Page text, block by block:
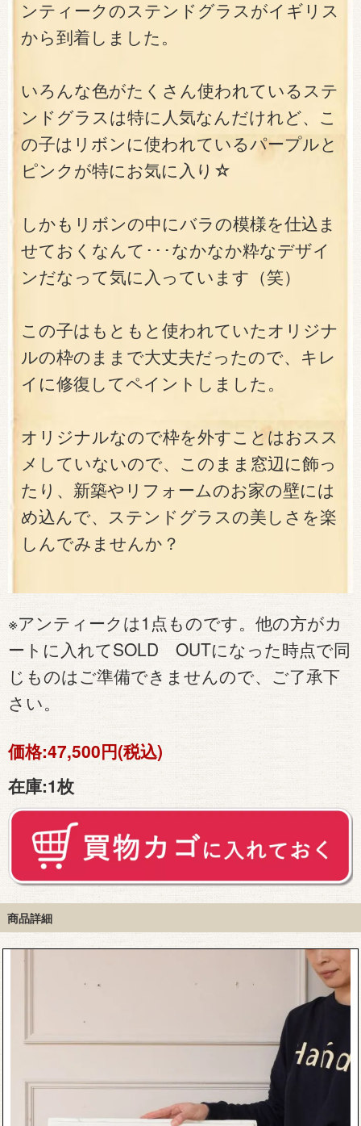
ンティークのステンドグラスがイギリス
から到着しました。
いろんな色がたくさん使われているステ
ンドグラスは特に人気なんだけれど、こ
の子はリボンに使われているパープルと
ピンクが特にお気に入り☆
しかもリボンの中にバラの模様を仕込ま
せておくなんて･･･なかなか粋なデザイ
ンだなって気に入っています（笑）
この子はもともと使われていたオリジナ
ルの枠のままで大丈夫だったので、キレ
イに修復してペイントしました。
オリジナルなので枠を外すことはおスス
メしていないので、このまま窓辺に飾っ
たり、新築やリフォームのお家の壁には
め込んで、ステンドグラスの美しさを楽
しんでみませんか？
※アンティークは1点ものです。他の方がカ
ートに入れてSOLD OUTになった時点で同
じものはご準備できませんので、ご了承下
さい。
価格:47,500円(税込)
在庫:1枚
商品詳細